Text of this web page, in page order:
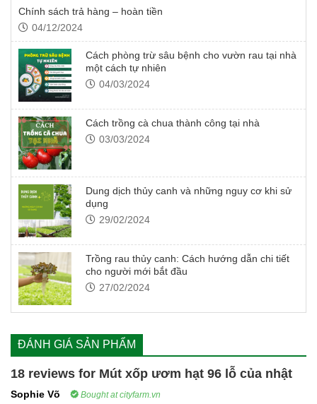
Chính sách trả hàng – hoàn tiền
04/12/2024
Cách phòng trừ sâu bệnh cho vườn rau tại nhà
một cách tự nhiên
04/03/2024
Cách trồng cà chua thành công tại nhà
03/03/2024
Dung dịch thủy canh và những nguy cơ khi sử
dụng
29/02/2024
Trồng rau thủy canh: Cách hướng dẫn chi tiết
cho người mới bắt đầu
27/02/2024
ĐÁNH GIÁ SẢN PHẨM
18 reviews for Mút xốp ươm hạt 96 lỗ của nhật
Sophie Võ Bought at cityfarm.vn